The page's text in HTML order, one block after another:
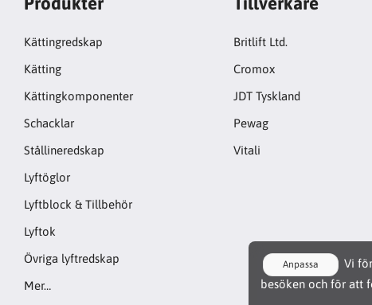
Anpassa
Vi
besöken och för att
Kättingredskap
Kätting
Kättingkomponenter
Schacklar
Stållineredskap
Lyftöglor
Lyftblock & Tillbehör
Lyftok
Övriga lyftredskap
Mer…
Britlift Ltd.
Cromox
JDT Tyskland
Pewag
Vitali